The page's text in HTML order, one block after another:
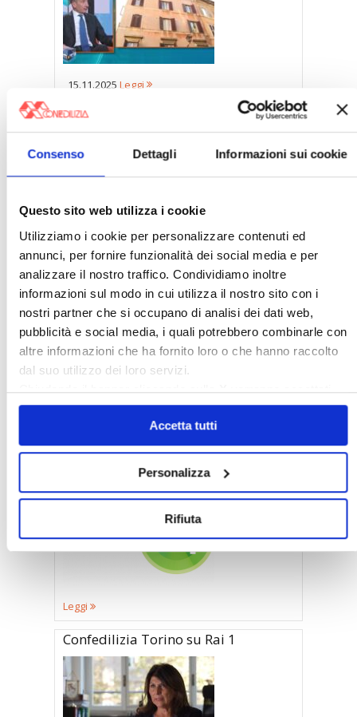
Consenso Dettagli Informazioni sui cookie
Questo sito web utilizza i cookie
Utilizziamo i cookie per personalizzare contenuti ed
annunci, per fornire funzionalità dei social media e per
analizzare il nostro traffico. Condividiamo inoltre
informazioni sul modo in cui utilizza il nostro sito con i
nostri partner che si occupano di analisi dei dati web,
pubblicità e social media, i quali potrebbero combinarle con
altre informazioni che ha fornito loro o che hanno raccolto
dal suo utilizzo dei loro servizi.
Chiudendo il banner cliccando sullaXverranno accettati
solo i cookie necessari.
Accetta tutti
Personalizza
Rifiuta
15.11.2025 Leggi
La proposta della Confedilizia sugli
sfratti
17.11.2025Leggi
Confedilizia ad Omnibus
Confedilizia a Radio 24
Leggi
Confedilizia Torino su Rai 1